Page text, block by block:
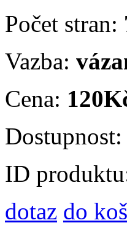
Počet stran:
Vazba:
Cena:
Dostupnost:
ID
dotaz do